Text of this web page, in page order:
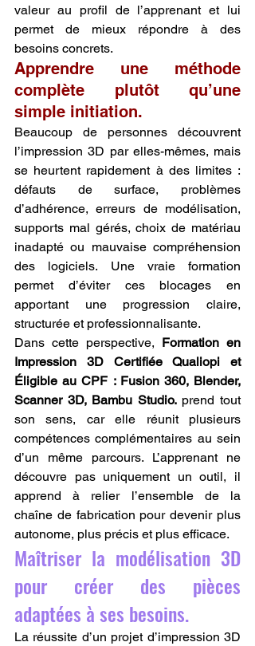
valeur au profil de l’apprenant et lui
permet de mieux répondre à des
besoins concrets.
Apprendre une méthode
complète plutôt qu’une
simple initiation.
Beaucoup de personnes découvrent
l’impression 3D par elles-mêmes, mais
se heurtent rapidement à des limites :
défauts de surface, problèmes
d’adhérence, erreurs de modélisation,
supports mal gérés, choix de matériau
inadapté ou mauvaise compréhension
des logiciels. Une vraie formation
permet d’éviter ces blocages en
apportant une progression claire,
structurée et professionnalisante.
Dans cette perspective, Formation en
Impression 3D Certifiée Qualiopi et
Éligible au CPF : Fusion 360, Blender,
Scanner 3D, Bambu Studio. prend tout
son sens, car elle réunit plusieurs
compétences complémentaires au sein
d’un même parcours. L’apprenant ne
découvre pas uniquement un outil, il
apprend à relier l’ensemble de la
chaîne de fabrication pour devenir plus
autonome, plus précis et plus efficace.
Maîtriser la modélisation 3D
pour créer des pièces
adaptées à ses besoins.
La réussite d’un projet d’impression 3D